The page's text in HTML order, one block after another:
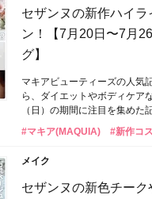
セザンヌの新作ハイ
ン！【7月20日〜7月
グ】
マキアビューティーズの人気
ら、ダイエットやボディケア
（日）の期間に注目を集めた
#マキア(MAQUIA)
#新作コ
メイク
セザンヌの新色チー